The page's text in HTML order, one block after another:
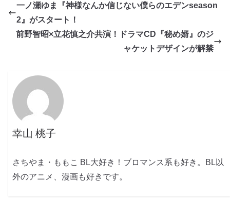
一ノ瀬ゆま『神様なんか信じない僕らのエデンseason
2』がスタート！
前野智昭×立花慎之介共演！ドラマCD『秘め婿』のジ
ャケットデザインが解禁
幸山 桃子
さちやま・ももこ BL大好き！ブロマンス系も好き。BL以
外のアニメ、漫画も好きです。